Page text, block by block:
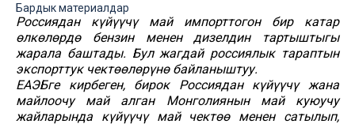
Бардык материалдар
Россиядан күйүүчү май импорттогон бир катар
өлкөлөрдө бензин менен дизелдин тартыштыгы
жарала баштады. Бул жагдай россиялык тараптын
экспорттук чектөөлөрүнө байланыштуу.
ЕАЭБге кирбеген, бирок Россиядан күйүүчү жана
майлоочу май алган Монголиянын май куюучу
жайларында күйүүчү май чектөө менен сатылып,